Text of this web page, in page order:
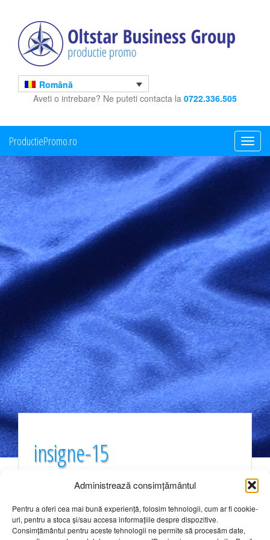
Administrează consimțământul
Pentru a oferi cea mai bună experiență, folosim tehnologii, cum ar fi cookie-
uri, pentru a stoca și/sau accesa informațiile despre dispozitive.
Consimțământul pentru aceste tehnologii ne permite să procesăm date,
Română
Aveti o intrebare? Ne puteti contacta la 0722.336.505
Toggle
ProductiePromo.ro
insigne-15
Intrebari frecvente